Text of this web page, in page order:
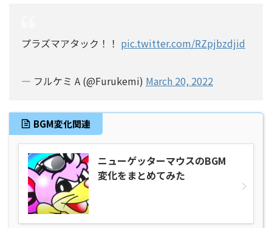
プラズマアタック！！ pic.twitter.com/RZpjbzdjid
— フルケミ A (@Furukemi) March 20, 2022
BGM変化関連
ニューゲッターマウスのBGM
変化をまとめてみた